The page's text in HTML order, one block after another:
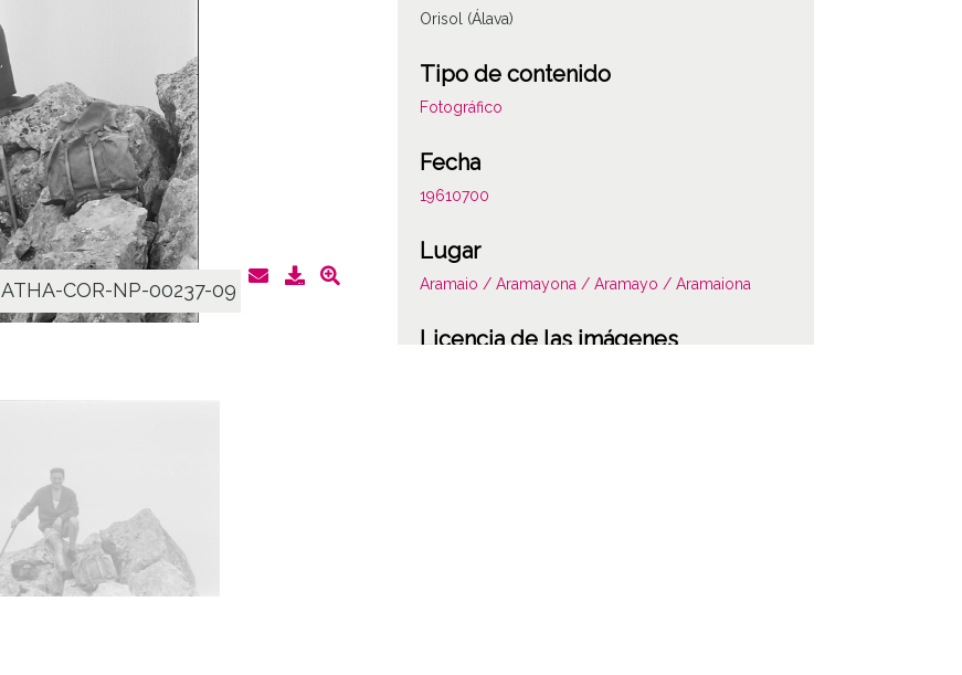
ATHA-COR-NP-00237-09
Orisol (Álava)
Tipo de contenido
Fotográfico
Fecha
19610700
Lugar
Aramaio / Aramayona / Aramayo / Aramaiona
Licencia de las imágenes